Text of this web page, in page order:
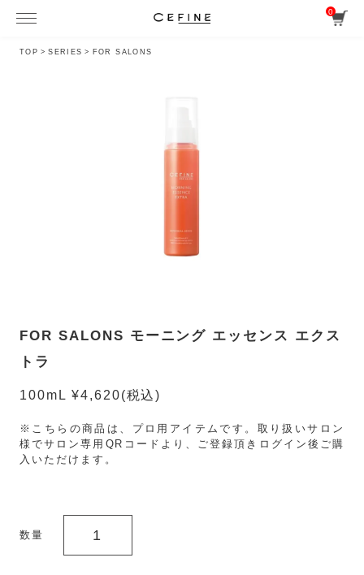
0
TOP > SERIES > FOR SALONS
FOR SALONS モーニング エッセンス エクス
トラ
100mL ¥4,620(税込)
※こちらの商品は、プロ用アイテムです。取り扱いサロン
様でサロン専用QRコードより、ご登録頂きログイン後ご購
入いただけます。
数量